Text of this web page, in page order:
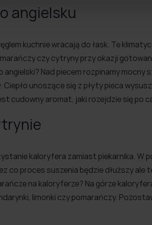
angielsku
kuchnie wracają do łask. Te
czy cytryny przy okazji
Nad piecem rozpinamy mocny
unoszące się z płyty pieca
cudowny aromat, jaki rozejdzie się po
kaloryfera zamiast piekarnika. W
co proces suszenia będzie dłuższy ale
na kaloryferze? Na górze
limonki czy pomarańczy.